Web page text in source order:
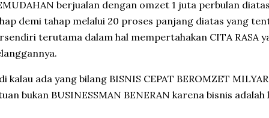
berjualan dengan omzet 1 juta perbulan
demi tahap melalui 20 proses panjang diatas yang
terutama dalam hal mempertahakan CITA RASA
kalau ada yang bilang BISNIS CEPAT BEROMZET
bukan BUSINESSMAN BENERAN karena bisnis